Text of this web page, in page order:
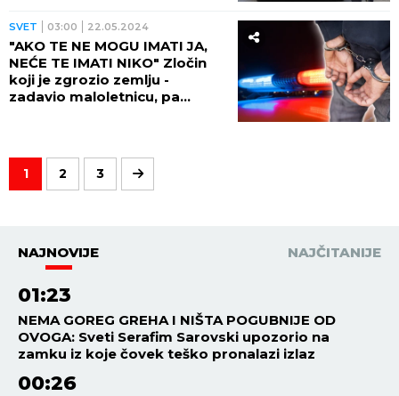
SVET 03:00 22.05.2024
"AKO TE NE MOGU IMATI JA,
NEĆE TE IMATI NIKO" Zločin
koji je zgrozio zemlju -
zadavio maloletnicu, pa
1 2 3
NAJNOVIJE NAJČITANIJE
01:23
NEMA GOREG GREHA I NIŠTA POGUBNIJE OD
OVOGA: Sveti Serafim Sarovski upozorio na
zamku iz koje čovek teško pronalazi izlaz
00:26